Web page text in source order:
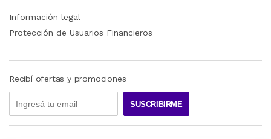
Información legal
Protección de Usuarios Financieros
Recibí ofertas y promociones
SUSCRIBIRME